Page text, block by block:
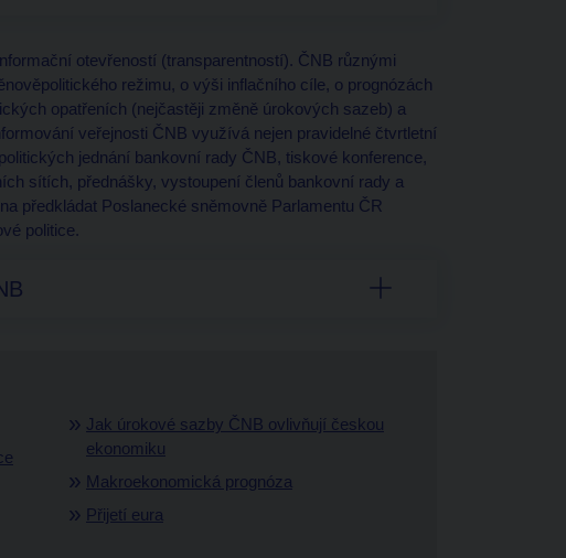
otevřeností (transparentností). ČNB různými
režimu, o výši inflačního cíle, o prognózách
opatřeních (nejčastěji změně úrokových sazeb) a
veřejnosti ČNB využívá nejen pravidelné čtvrtletní
jednání bankovní rady ČNB, tiskové konference,
sítích, přednášky, vystoupení členů bankovní rady a
předkládat Poslanecké sněmovně Parlamentu ČR
politice.
Jak úrokové sazby ČNB ovlivňují českou
ekonomiku
Makroekonomická prognóza
Přijetí eura